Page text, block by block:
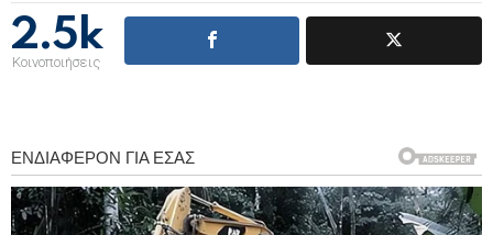
2.5k
Κοινοποιήσεις